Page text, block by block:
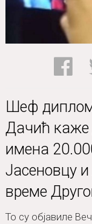
Шеф
Дачић каже
имена
Јасеновцу
време
То су објавиле